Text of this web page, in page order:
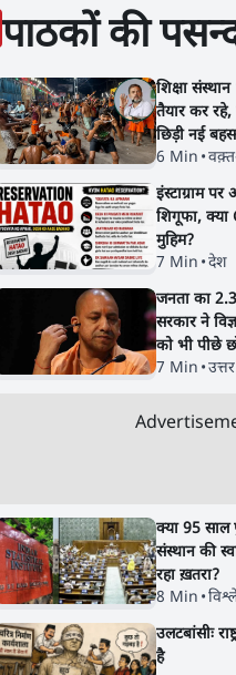
पीएम मोदी की विदेश
घंटे करीब 12.4
पाठकों की
शिक्षा संस्थान
तैयार कर
छिड़ी नई बहस
6 Min •
इंस्टाग्राम
शिगूफा, क्या
मुहिम?
7 Min •देश
जनता का
सरकार ने
को भी पीछे
7 Min •
क्या 95 साल
संस्थान की
रहा ख़तरा?
8 Min •
उलटबांसीः
है